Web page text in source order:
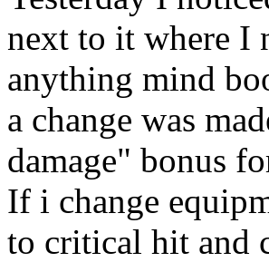
next to it where I
anything mind
a change was
damage" bonus
If i change
to critical hit and